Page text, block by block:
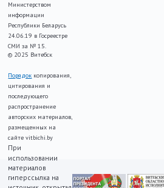
Министерством
информации
Республики Беларусь
24.06.19 в Госреестре
СМИ за № 15.
© 2025 Витебск
Порядок копирования,
цитирования и
последующего
распространение
авторских материалов,
размещенных на
сайте vitbichi.by
При
использовании
материалов
гиперссылка на